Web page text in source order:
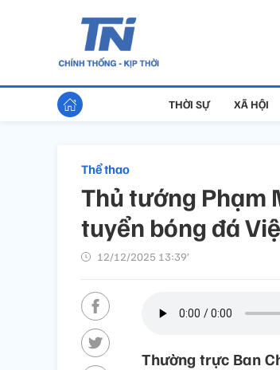
THỜI SỰ XÃ HỘI
Thể thao
Thủ tướng Phạm
tuyển bóng đá
12/12/2025 13:39’
Thường trực Ban